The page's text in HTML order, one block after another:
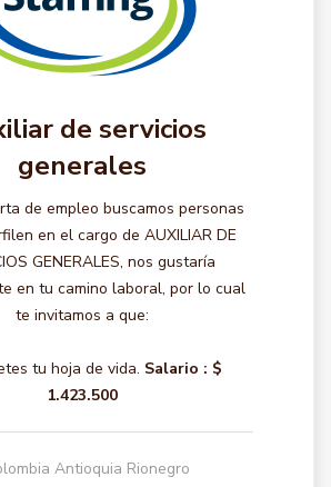
de servicios
generales
de empleo buscamos personas
en el cargo de AUXILIAR DE
GENERALES, nos gustaría
en tu camino laboral, por lo cual
te invitamos a que:
tu hoja de vida. Salario : $
1.423.500
Antioquia Rionegro